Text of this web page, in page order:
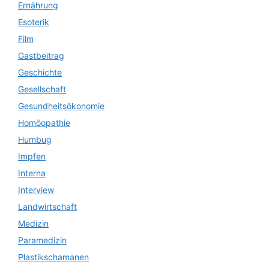
Ernährung
Esoterik
Film
Gastbeitrag
Geschichte
Gesellschaft
Gesundheitsökonomie
Homöopathie
Humbug
Impfen
Interna
Interview
Landwirtschaft
Medizin
Paramedizin
Plastikschamanen